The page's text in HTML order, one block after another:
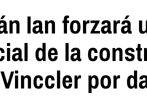
Ian forzará
de la
por